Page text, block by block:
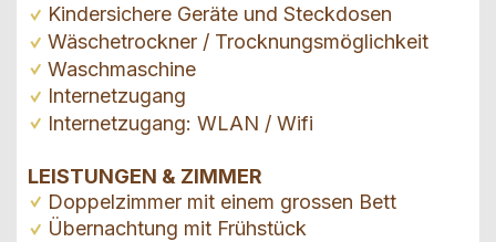
Kindersichere Geräte und Steckdosen
Wäschetrockner / Trocknungsmöglichkeit
Waschmaschine
Internetzugang
Internetzugang: WLAN / Wifi
LEISTUNGEN & ZIMMER
Doppelzimmer mit einem grossen Bett
Übernachtung mit Frühstück